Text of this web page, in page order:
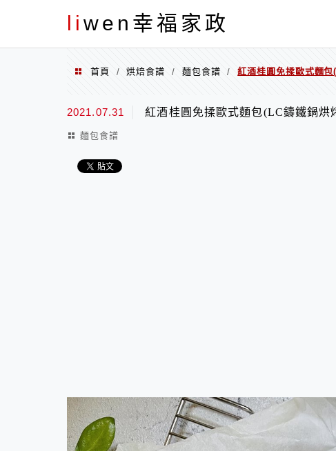
li wen幸福家政
menu
首頁 / 烘焙食譜 / 麵包食譜 / 紅酒桂圓免揉歐式麵
2021.07.31 紅酒桂圓免揉歐式麵包(LC鑄鐵鍋烘
麵包食譜